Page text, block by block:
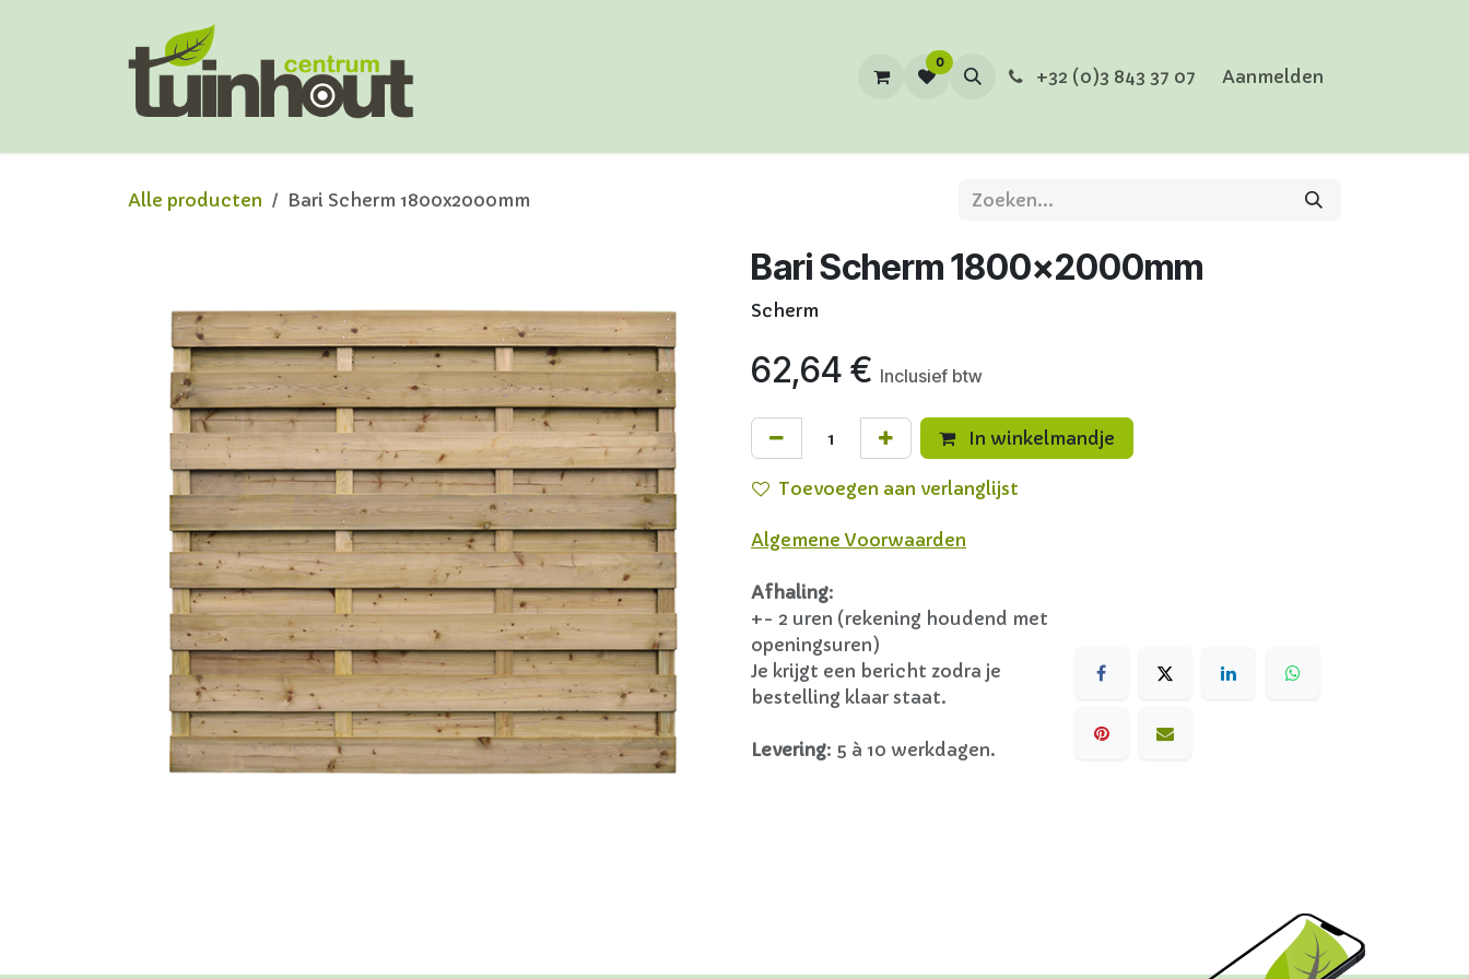
0
+32 (0)3 843 37 07 Aanmelden
Alle producten Bari Scherm 1800x2000mm
Bari Scherm 1800x2000mm
Scherm
62,64 € Inclusief btw
In winkelmandje
Toevoegen aan verlanglijst
Algemene Voorwaarden
Afhaling:
+- 2 uren (rekening houdend met
openingsuren)
Je krijgt een bericht zodra je
bestelling klaar staat.
Levering: 5 à 10 werkdagen.